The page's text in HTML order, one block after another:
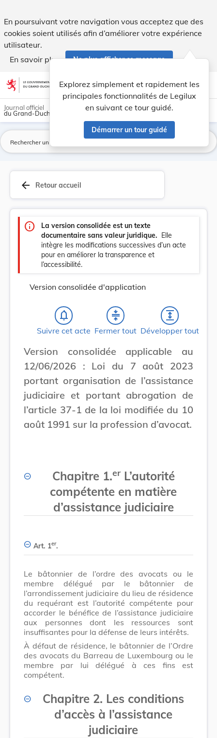
En poursuivant votre navigation vous acceptez que des
cookies soient utilisés afin d’améliorer votre expérience
utilisateur.
En savoir plus
Ne plus afficher ce message
Aller au contenu account_circle help Aide
Explorez simplement et rapidement les
principales fonctionnalités de Legilux
en suivant ce tour guidé.
Démarrer un tour guidé
light_mode dark_mode
Journal officiel
du Grand-Duché de Luxembourg
arrow_back Retour accueil
info
La version consolidée est un texte
documentaire sans valeur juridique. Elle
intègre les modifications successives d’un acte
pour en améliorer la transparence et
l’accessibilité.
Version consolidée d'application
notifications_none
Suivre cet acte
compress
Fermer tout
expand
Développer tout
Version consolidée applicable au
12/06/2026 : Loi du 7 août 2023
portant organisation de l’assistance
judiciaire et portant abrogation de
l’article 37-1 de la loi modifiée du 10
août 1991 sur la profession d’avocat.
Chapitre 1.erL’autorité
compétente en matière
d’assistance judiciaire
Art. 1er.
Le bâtonnier de l’ordre des avocats ou le
membre délégué par le bâtonnier de
l’arrondissement judiciaire du lieu de résidence
du requérant est l’autorité compétente pour
accorder le bénéfice de l’assistance judiciaire
aux personnes dont les ressources sont
insuffisantes pour la défense de leurs intérêts.
À défaut de résidence, le bâtonnier de l’Ordre
des avocats du Barreau de Luxembourg ou le
membre par lui délégué à ces fins est
compétent.
Chapitre 2. Les conditions
d’accès à l’assistance
judiciaire